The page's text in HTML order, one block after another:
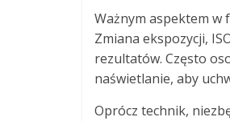
Ważnym aspektem
Zmiana ekspozycji,
rezultatów. Często
naświetlanie, aby
Oprócz technik,